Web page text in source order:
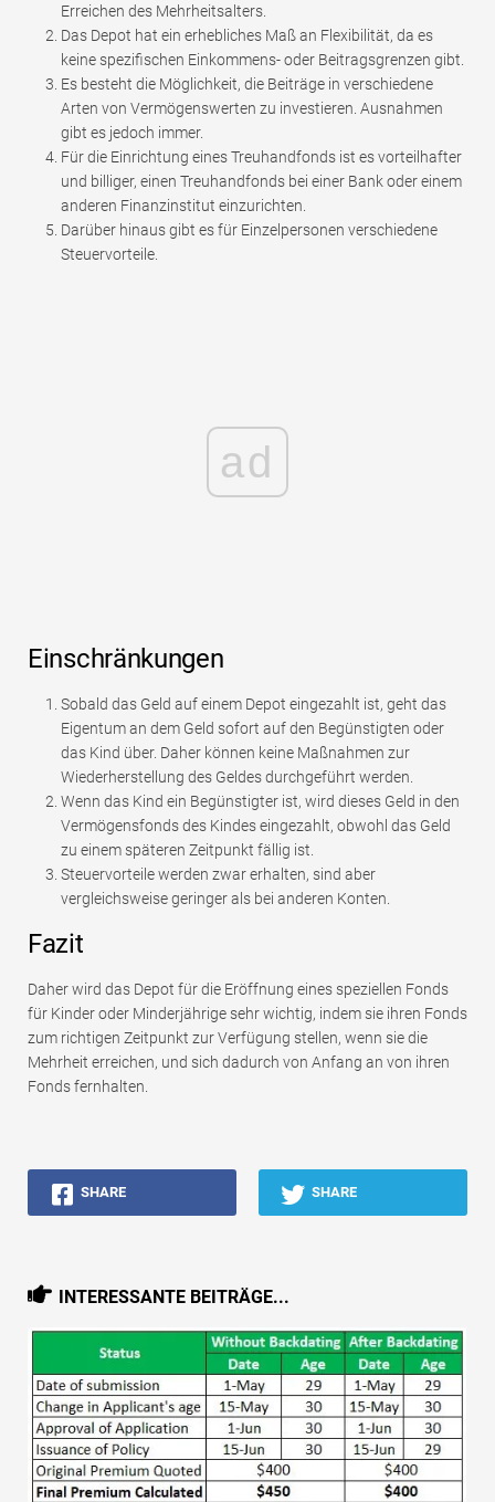
Erreichen des Mehrheitsalters.
Das Depot hat ein erhebliches Maß an Flexibilität, da es
keine spezifischen Einkommens- oder Beitragsgrenzen gibt.
Es besteht die Möglichkeit, die Beiträge in verschiedene
Arten von Vermögenswerten zu investieren. Ausnahmen
gibt es jedoch immer.
Für die Einrichtung eines Treuhandfonds ist es vorteilhafter
und billiger, einen Treuhandfonds bei einer Bank oder einem
anderen Finanzinstitut einzurichten.
Darüber hinaus gibt es für Einzelpersonen verschiedene
Steuervorteile.
ad
Einschränkungen
Sobald das Geld auf einem Depot eingezahlt ist, geht das
Eigentum an dem Geld sofort auf den Begünstigten oder
das Kind über. Daher können keine Maßnahmen zur
Wiederherstellung des Geldes durchgeführt werden.
Wenn das Kind ein Begünstigter ist, wird dieses Geld in den
Vermögensfonds des Kindes eingezahlt, obwohl das Geld
zu einem späteren Zeitpunkt fällig ist.
Steuervorteile werden zwar erhalten, sind aber
vergleichsweise geringer als bei anderen Konten.
Fazit
Daher wird das Depot für die Eröffnung eines speziellen Fonds
für Kinder oder Minderjährige sehr wichtig, indem sie ihren Fonds
zum richtigen Zeitpunkt zur Verfügung stellen, wenn sie die
Mehrheit erreichen, und sich dadurch von Anfang an von ihren
Fonds fernhalten.
SHARE SHARE
INTERESSANTE BEITRÄGE...